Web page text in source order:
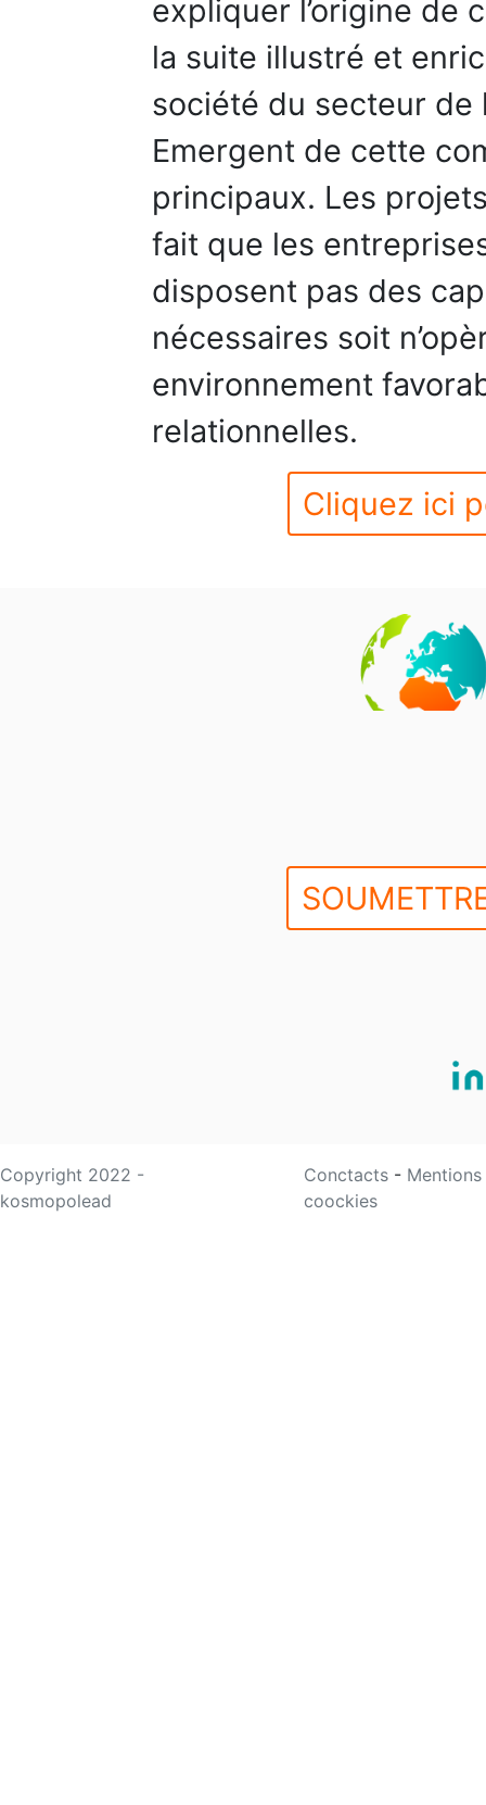
expliquer l’origine de
la suite illustré et
société du secteur
Emergent de cette
principaux. Les
fait que les
disposent pas des
nécessaires soit
environnement
relationnelles.
Cliquez ici
Copyright 2022 -
kosmopolead
Conctacts -
coockies